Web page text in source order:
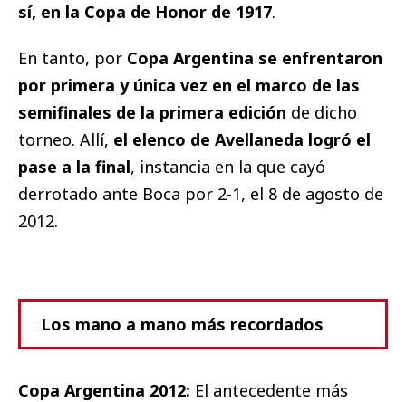
sí, en la Copa de Honor de 1917.
En tanto, por Copa Argentina se enfrentaron
por primera y única vez en el marco de las
semifinales de la primera edición de dicho
torneo. Allí, el elenco de Avellaneda logró el
pase a la final, instancia en la que cayó
derrotado ante Boca por 2-1, el 8 de agosto de
2012.
Los mano a mano más recordados
Copa Argentina 2012: El antecedente más